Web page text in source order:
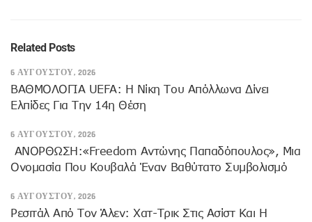
Related Posts
6 ΑΥΓΟΎΣΤΟΥ, 2026
ΒΑΘΜΟΛΟΓΙΑ UEFA: Η Νίκη Του Απόλλωνα Δίνει
Ελπίδες Για Την 14η Θέση
6 ΑΥΓΟΎΣΤΟΥ, 2026
ANOΡΘΩΣΗ:«Freedom Αντώνης Παπαδόπουλος», Μια
Ονομασία Που Κουβαλά Έναν Βαθύτατο Συμβολισμό
6 ΑΥΓΟΎΣΤΟΥ, 2026
Ρεσιτάλ Από Τον Άλεν: Χατ-Τρικ Στις Ασίστ Και Η